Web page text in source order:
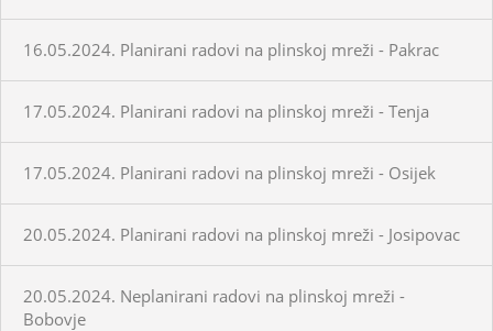
16.05.2024. Planirani radovi na plinskoj mreži - Pakrac
17.05.2024. Planirani radovi na plinskoj mreži - Tenja
17.05.2024. Planirani radovi na plinskoj mreži - Osijek
20.05.2024. Planirani radovi na plinskoj mreži - Josipovac
20.05.2024. Neplanirani radovi na plinskoj mreži -
Bobovje